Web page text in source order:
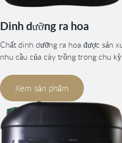
Dinh dưỡng ra hoa
Chất dinh dưỡng ra hoa được sản
nhu cầu của cây trồng trong chu
Xem sản phẩm